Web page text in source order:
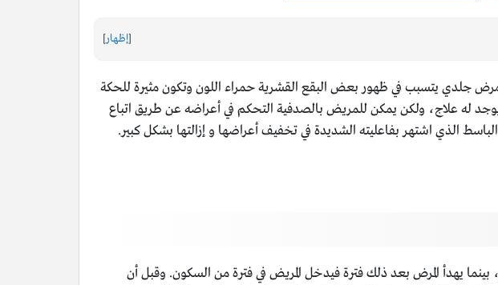
[إظهار]
جلدي يتسبب في ظهور بعض البقع القشرية حمراء اللون وتكون مثيرة للحكة
له علاج، ولكن يمكن للمريض بالصدفية التحكم في أعراضه عن طريق اتباع
الذي اشتهر بفاعليته الشديدة في تخفيف أعراضها و إزالتها بشكل كبير.
بينما يهدأ المرض بعد ذلك فترة فيدخل المريض في فترة من السكون. وقبل أن